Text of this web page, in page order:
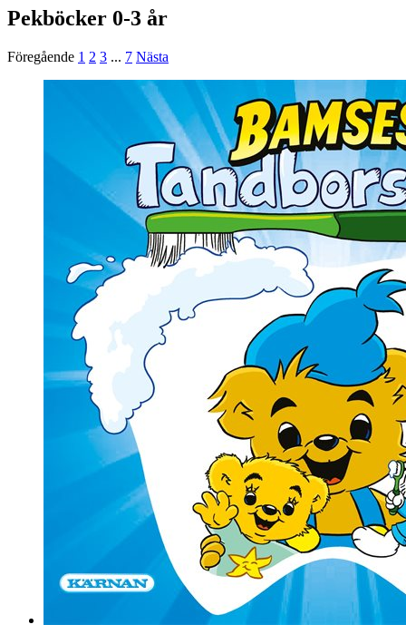
Pekböcker 0-3 år
Föregående 1 2 3 ... 7 Nästa